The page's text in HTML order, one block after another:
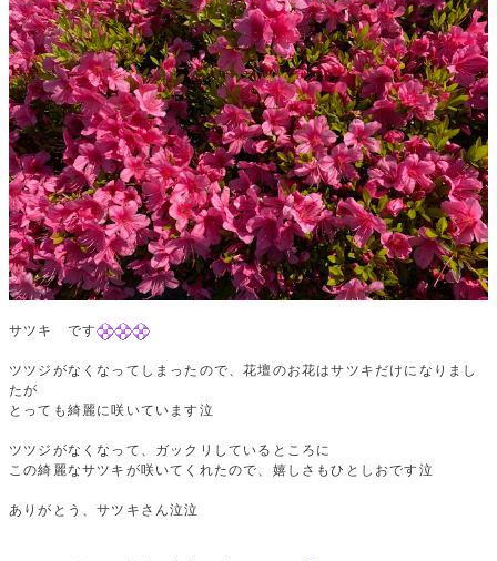
サツキ です
ツツジがなくなってしまったので、花壇のお花はサツキだけになりまし
たが
とっても綺麗に咲いています泣
ツツジがなくなって、ガックリしているところに
この綺麗なサツキが咲いてくれたので、嬉しさもひとしおです泣
ありがとう、サツキさん泣泣